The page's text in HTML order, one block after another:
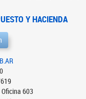
Y HACIENDA
603